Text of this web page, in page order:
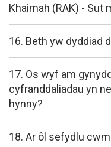
Khaimah (RAK) - Sut
16. Beth yw dyddiad
17. Os wyf am
cyfranddaliadau yn
hynny?
18. Ar ôl sefydlu